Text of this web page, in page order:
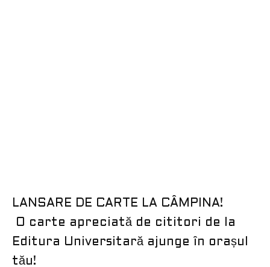
LANSARE DE CARTE LA CÂMPINA!
​ O carte apreciată de cititori de la
Editura Universitară ajunge în orașul
tău!